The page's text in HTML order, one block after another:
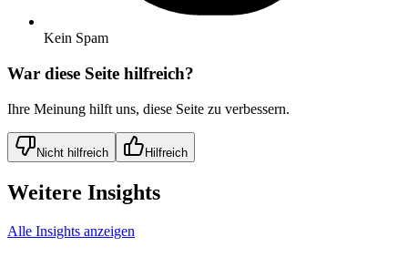
Kein Spam
War diese Seite hilfreich?
Ihre Meinung hilft uns, diese Seite zu verbessern.
Nicht hilfreich Hilfreich
Weitere Insights
Alle Insights anzeigen